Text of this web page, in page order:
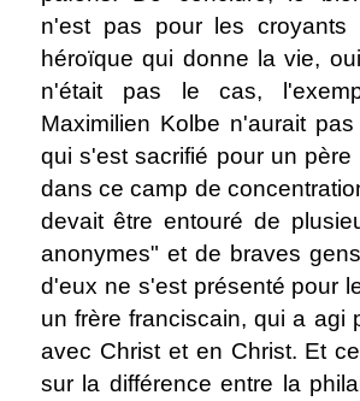
n'est pas pour les croyants
héroïque qui donne la vie,
n'était pas le cas,
Maximilien Kolbe n'aurait
qui s'est sacrifié pour un père
dans ce camp de
devait être entouré de
anonymes" et de braves
d'eux ne s'est présenté pour
un frère franciscain, qui a agi
avec Christ et en Christ. Et
sur la différence entre la